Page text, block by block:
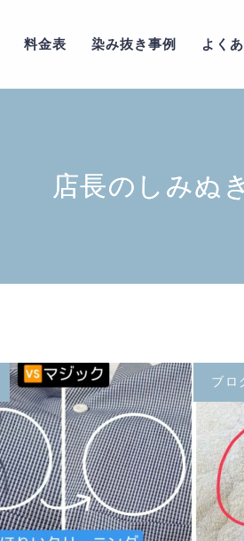
料金表 染み抜き事例 よく
店長のしみぬ
ブロ